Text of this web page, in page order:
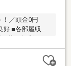
！／頭金0円
■各部屋収納
物に便利